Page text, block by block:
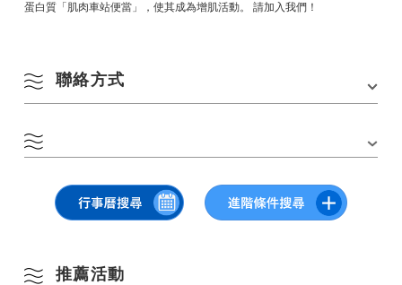
蛋白質「肌肉車站便當」，使其成為增肌活動。 請加入我們！
聯絡方式
JR山陰本線（下關益田）利用促進協議會幹事
加渡市產業政策課地區交通對策組負責：桑原
網站連結：
https://va.apollon.nta.co.jp/muscle_train/
▽點擊或點擊以開啟大圖
依季節搜尋 by Season
推薦活動